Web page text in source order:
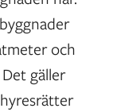
och
gäller